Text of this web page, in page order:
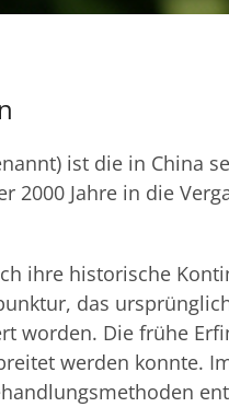
ist die in China
2000 Jahre in die
ihre historische
das
worden. Die frühe
werden konnte.